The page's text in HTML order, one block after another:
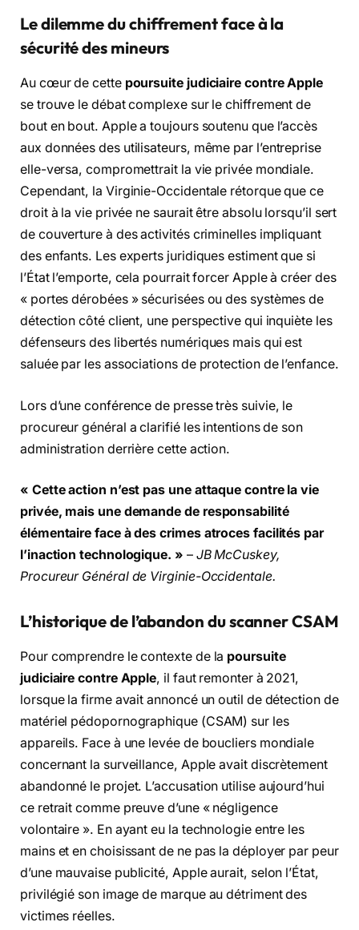
Le dilemme du chiffrement face à la
sécurité des mineurs
Au cœur de cette poursuite judiciaire contre Apple
se trouve le débat complexe sur le chiffrement de
bout en bout. Apple a toujours soutenu que l’accès
aux données des utilisateurs, même par l’entreprise
elle-versa, compromettrait la vie privée mondiale.
Cependant, la Virginie-Occidentale rétorque que ce
droit à la vie privée ne saurait être absolu lorsqu’il sert
de couverture à des activités criminelles impliquant
des enfants. Les experts juridiques estiment que si
l’État l’emporte, cela pourrait forcer Apple à créer des
« portes dérobées » sécurisées ou des systèmes de
détection côté client, une perspective qui inquiète les
défenseurs des libertés numériques mais qui est
saluée par les associations de protection de l’enfance.
Lors d’une conférence de presse très suivie, le
procureur général a clarifié les intentions de son
administration derrière cette action.
« Cette action n’est pas une attaque contre la vie
privée, mais une demande de responsabilité
élémentaire face à des crimes atroces facilités par
l’inaction technologique. » –JB McCuskey,
Procureur Général de Virginie-Occidentale.
L’historique de l’abandon du scanner CSAM
Pour comprendre le contexte de la poursuite
judiciaire contre Apple, il faut remonter à 2021,
lorsque la firme avait annoncé un outil de détection de
matériel pédopornographique (CSAM) sur les
appareils. Face à une levée de boucliers mondiale
concernant la surveillance, Apple avait discrètement
abandonné le projet. L’accusation utilise aujourd’hui
ce retrait comme preuve d’une « négligence
volontaire ». En ayant eu la technologie entre les
mains et en choisissant de ne pas la déployer par peur
d’une mauvaise publicité, Apple aurait, selon l’État,
privilégié son image de marque au détriment des
victimes réelles.